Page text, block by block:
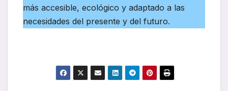
más accesible, ecológico y adaptado a las
necesidades del presente y del futuro.